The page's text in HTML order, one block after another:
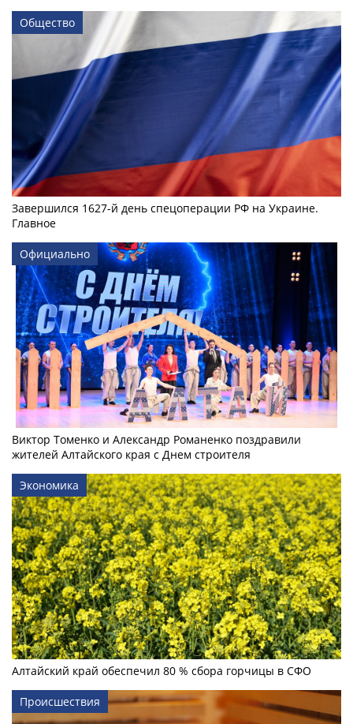
Общество
Завершился 1627-й день спецоперации РФ на Украине.
Главное
Официально
Виктор Томенко и Александр Романенко поздравили
жителей Алтайского края с Днем строителя
Экономика
Алтайский край обеспечил 80 % сбора горчицы в СФО
Происшествия